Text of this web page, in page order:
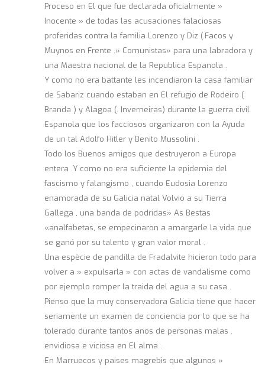
Proceso en El que fue declarada oficialmente »
Inocente » de todas las acusaciones falaciosas
proferidas contra la familia Lorenzo y Diz (.Facos y
Muynos en Frente .» Comunistas» para una labradora y
una Maestra nacional de la Republica Espanola .
Y como no era battante les incendiaron la casa familiar
de Sabariz cuando estaban en El refugio de Rodeiro (
Branda ) y Alagoa (. Inverneiras) durante la guerra civil
Espanola que los facciosos organizaron con la Ayuda
de un tal Adolfo Hitler y Benito Mussolini .
Todo los Buenos amigos que destruyeron a Europa
entera .Y como no era suficiente la epidemia del
fascismo y falangismo , cuando Eudosia Lorenzo
enamorada de su Galicia natal Volvio a su Tierra
Gallega , una banda de podridas» As Bestas
«analfabetas, se empecinaron a amargarle la vida que
se ganó por su talento y gran valor moral .
Una espècie de pandilla de Fradalvite hicieron todo para
volver a » expulsarla » con actas de vandalisme como
por ejemplo romper la traida del agua a su casa .
Pienso que la muy conservadora Galicia tiene que hacer
seriamente un examen de conciencia por lo que se ha
tolerado durante tantos anos de personas malas .
envidiosa e viciosa en El alma .
En Marruecos y paises magrebis que algunos »